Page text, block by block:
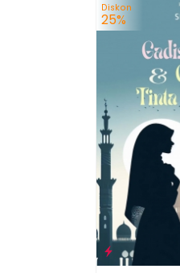
Diskon
25%